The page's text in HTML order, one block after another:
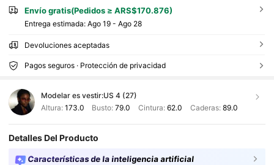
Envío gratis(Pedidos ≥ ARS$170.876)
Entrega estimada: Ago 19 - Ago 28
Devoluciones aceptadas
Pagos seguros · Protección de privacidad
Modelar es vestir:US 4 (27)
Altura: 173.0 Busto:79.0 Cintura: 62.0 Caderas: 89.0
Detalles Del Producto
Características de la inteligencia artificial